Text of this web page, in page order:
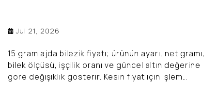
Jul 21, 2026
15 gram ajda bilezik fiyatı; ürünün ayarı, net gramı,
bilek ölçüsü, işçilik oranı ve güncel altın değerine
göre değişiklik gösterir. Kesin fiyat için işlem